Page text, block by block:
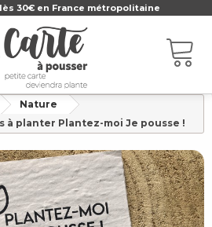
30€ en France métropolitaine
Nature
à planter Plantez-moi Je pousse !